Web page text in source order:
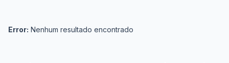
Error: Nenhum resultado encontrado